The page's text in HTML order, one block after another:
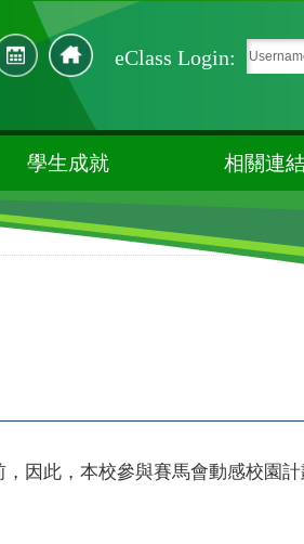
eClass Login:
學生成就 相關連
因此，本校參與賽馬會動感校園